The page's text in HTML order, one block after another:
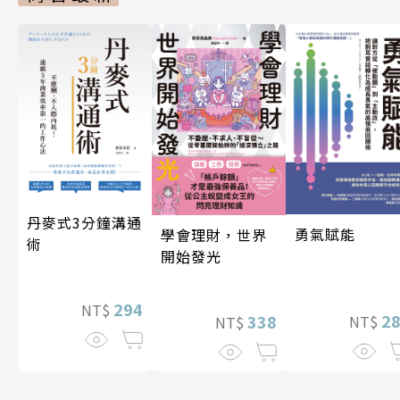
丹麥式3分鐘溝通
術
NT$ 294
學會理財，世界
開始發光
NT$ 338
勇氣賦能
NT$